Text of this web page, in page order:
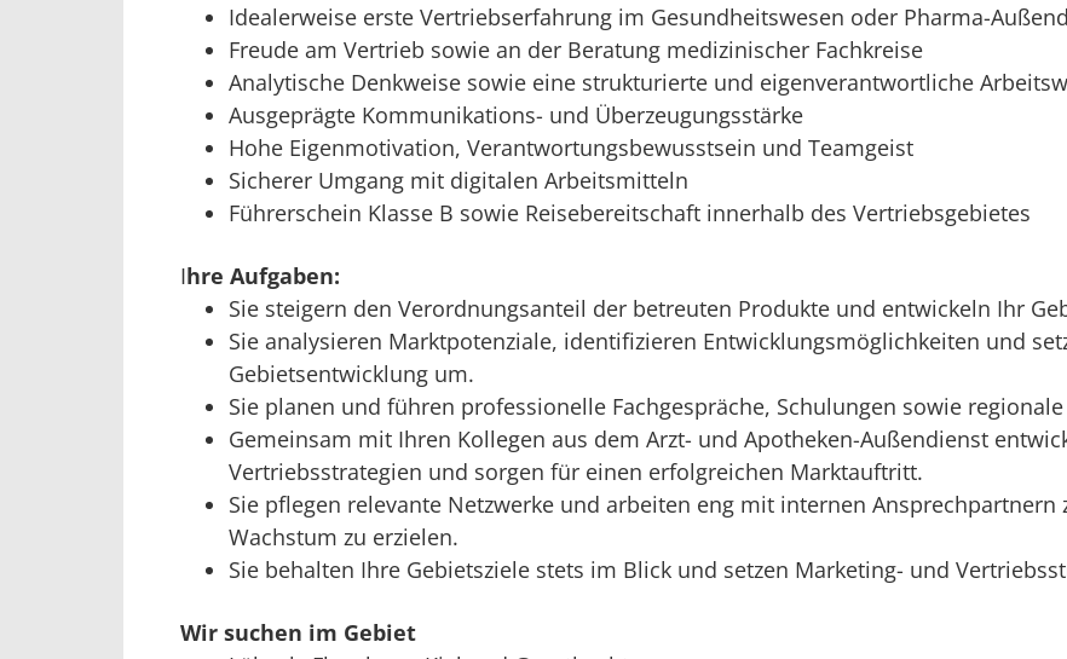
Idealerweise erste Vertriebserfahrung im Gesundheitswesen oder Pharma-
Freude am Vertrieb sowie an der Beratung medizinischer Fachkreise
Analytische Denkweise sowie eine strukturierte und eigenverantwortliche
Ausgeprägte Kommunikations- und Überzeugungsstärke
Hohe Eigenmotivation, Verantwortungsbewusstsein und Teamgeist
Sicherer Umgang mit digitalen Arbeitsmitteln
Führerschein Klasse B sowie Reisebereitschaft innerhalb des Vertriebsgebietes
Ihre Aufgaben:
Sie steigern den Verordnungsanteil der betreuten Produkte und entwickeln Ihr
Sie analysieren Marktpotenziale, identifizieren Entwicklungsmöglichkeiten und
Gebietsentwicklung um.
Sie planen und führen professionelle Fachgespräche, Schulungen sowie
Gemeinsam mit Ihren Kollegen aus dem Arzt- und Apotheken-Außendienst
Vertriebsstrategien und sorgen für einen erfolgreichen Marktauftritt.
Sie pflegen relevante Netzwerke und arbeiten eng mit internen
Wachstum zu erzielen.
Sie behalten Ihre Gebietsziele stets im Blick und setzen Marketing- und
Wir suchen im Gebiet